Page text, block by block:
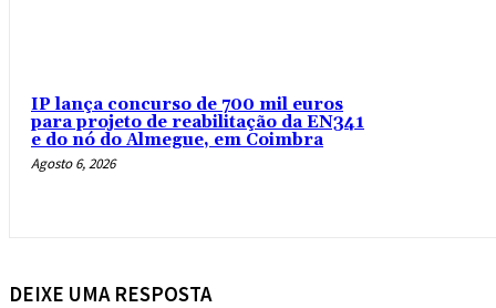
IP lança concurso de 700 mil euros
para projeto de reabilitação da EN341
e do nó do Almegue, em Coimbra
Agosto 6, 2026
DEIXE UMA RESPOSTA